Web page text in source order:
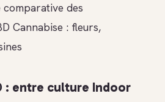
des
Cannabise : fleurs,
: entre culture Indoor